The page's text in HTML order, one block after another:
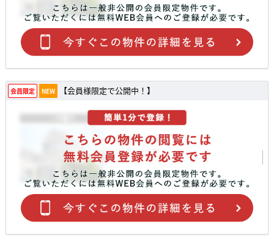
会員限定 NEW 【会員様限定で公開中！】